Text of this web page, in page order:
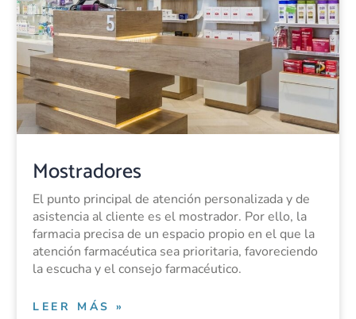
Mostradores
El punto principal de atención personalizada y de
asistencia al cliente es el mostrador. Por ello, la
farmacia precisa de un espacio propio en el que la
atención farmacéutica sea prioritaria, favoreciendo
la escucha y el consejo farmacéutico.
LEER MÁS »